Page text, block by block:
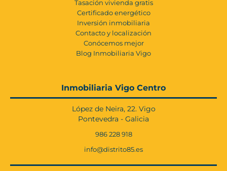
Tasación vivienda gratis
Certificado energético
Inversión inmobiliaria
Contacto y localización
Conócemos mejor
Blog Inmobiliaria Vigo
Inmobiliaria Vigo Centro
López de Neira, 22. Vigo
Pontevedra - Galicia
986 228 918
info@distrito85.es